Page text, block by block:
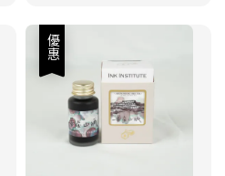
優惠